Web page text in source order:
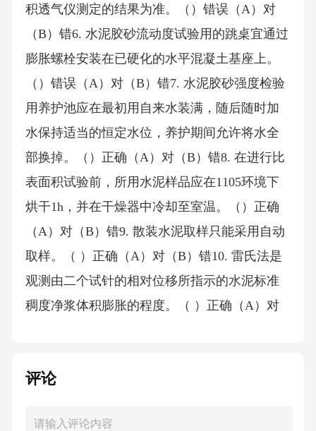
评论